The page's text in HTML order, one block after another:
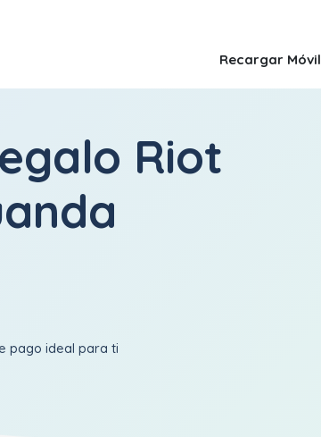
Recargar Móvil
Riot
pago ideal para ti